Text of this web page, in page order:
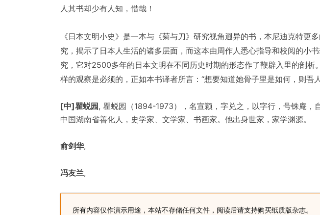
人其书却少有人知，惜哉！
《日本文明小史》是一本与《菊与刀》研究视角迥异的书，本尼迪克特更
究，揭示了日本人生活的诸多层面，而这本由周作人悉心指导和校阅的小
究，它对2500多年的日本文明在不同历史时期的形态作了鞭辟入里的剖析
样的观察是必须的，正如本书译者所言：“想要知道她骨子里是如何，则吾
[中]瞿蜕园, 瞿蜕园（1894-1973），名宣颖，字兑之，以字行，号铢庵，
中国湖南省善化人，史学家、文学家、书画家。他出身世家，家学渊源。
俞剑华,
冯友兰,
所有内容仅作演示用途，本站不存储任何文件，阅读后请支持购买纸质版杂志。